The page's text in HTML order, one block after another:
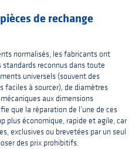
de rechange
normalisés, les fabricants ont
reconnus dans toute
universels (souvent des
faciles à sourcer), de diamètres
aux dimensions
que la réparation de l’une de ces
plus économique, rapide et agile, car
exclusives ou brevetées par un seul
des prix prohibitifs.